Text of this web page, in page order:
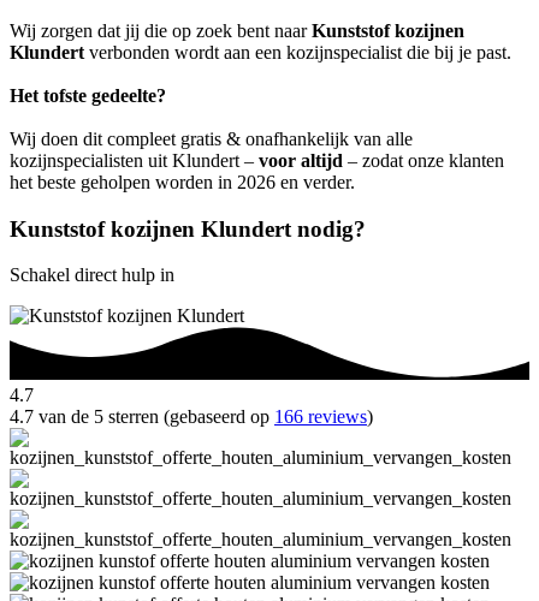
Wij zorgen dat jij die op zoek bent naarKunststof kozijnen
Klundert verbonden wordt aan een kozijnspecialist die bij je past.
Het tofste gedeelte?
Wij doen dit compleet gratis & onafhankelijk van alle
kozijnspecialisten uit Klundert – voor altijd – zodat onze klanten
het beste geholpen worden in 2026 en verder.
Kunststof kozijnen Klundert nodig?
Schakel direct hulp in
4.7
4.7 van de 5 sterren (gebaseerd op 166 reviews)